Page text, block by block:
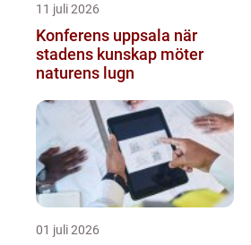
11 juli 2026
Konferens uppsala när
stadens kunskap möter
naturens lugn
01 juli 2026